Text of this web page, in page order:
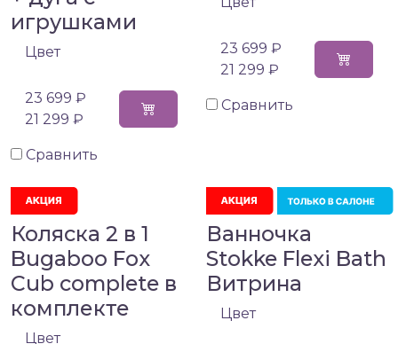
игрушками
Цвет
23 699 ₽
21 299 ₽
Сравнить
23 699 ₽
21 299 ₽
Сравнить
Коляска 2 в 1
Bugaboo Fox
Cub complete в
комплекте
Цвет
Ванночка
Stokke Flexi Bath
Витрина
Цвет